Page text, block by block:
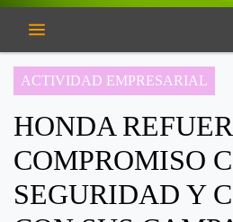
ACTIVIDAD EMPRESARIAL
HONDA
COMPROMISO
SEGURIDAD Y